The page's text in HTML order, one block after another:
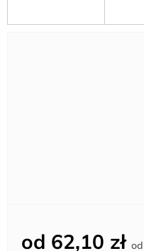
od 62,10 zł od